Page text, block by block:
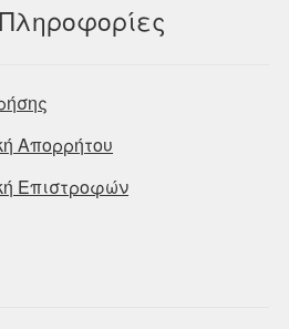
Απορρήτου
Επιστροφών